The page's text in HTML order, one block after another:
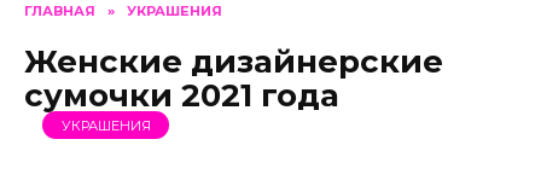
ГЛАВНАЯ » УКРАШЕНИЯ
Женские дизайнерские
сумочки 2021 года
УКРАШЕНИЯ